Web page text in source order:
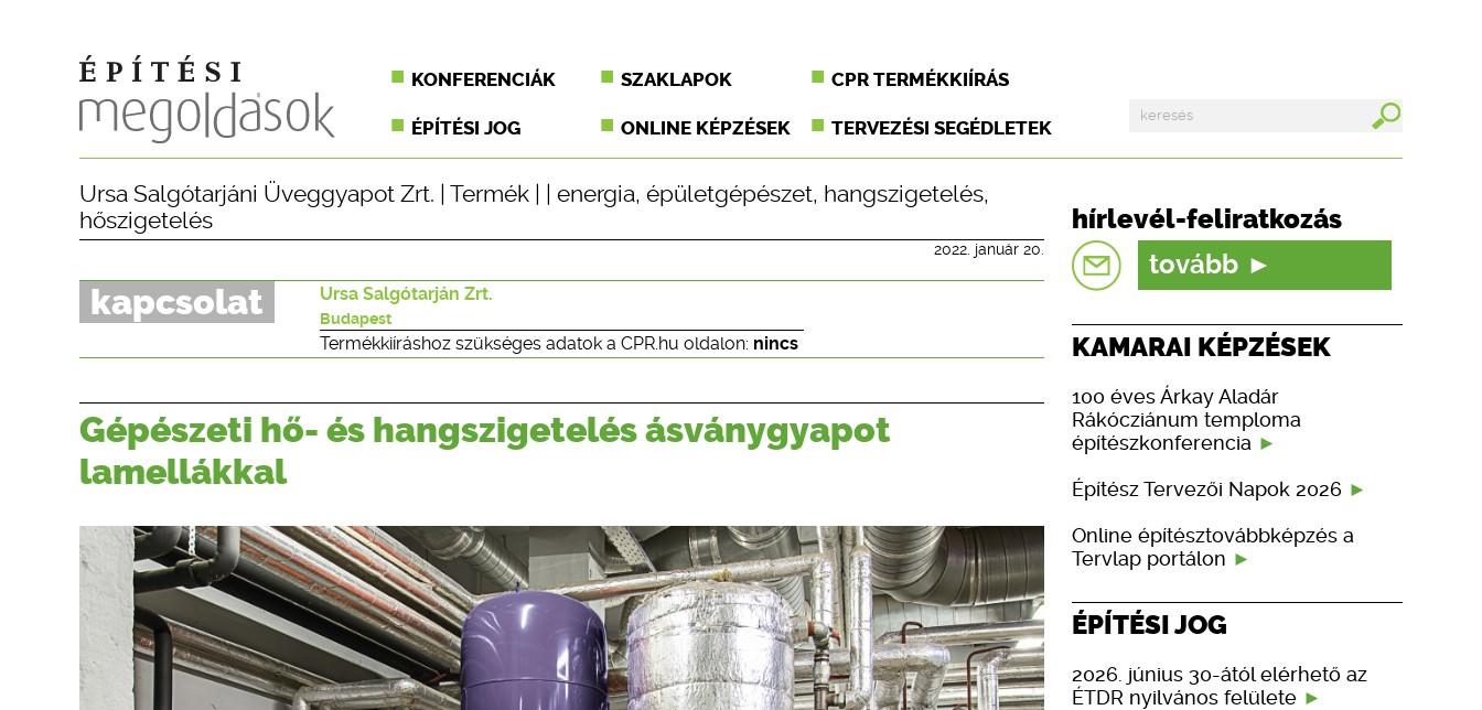
KONFERENCIÁK SZAKLAPOK CPR TERMÉKKIÍRÁS
ÉPÍTÉSI JOG ONLINE KÉPZÉSEK TERVEZÉSI SEGÉDLETEK
Ursa Salgótarjáni Üveggyapot Zrt. Termék energia, épületgépészet, hangszigetelés,
hőszigetelés
2022. január 20.
kapcsolat Ursa Salgótarján Zrt.
Budapest
Termékkiíráshoz szükséges adatok a CPR.hu oldalon: nincs
Gépészeti hő- és hangszigetelés ásványgyapot
lamellákkal
hírlevél-feliratkozás
tovább
KAMARAI KÉPZÉSEK
100 éves Árkay Aladár
Rákócziánum temploma
építészkonferencia
Építész Tervezői Napok 2026
Online építésztovábbképzés a
Tervlap portálon
ÉPÍTÉSI JOG
2026. június 30-ától elérhető az
ÉTDR nyilvános felülete